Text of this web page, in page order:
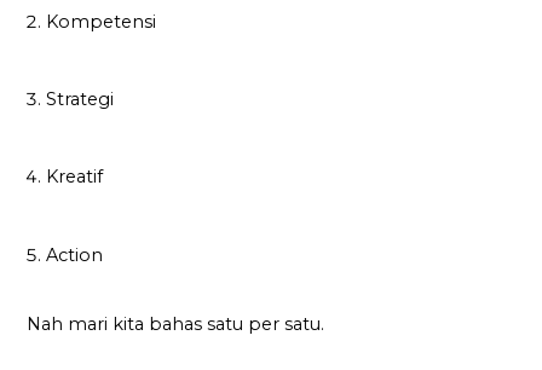
Kompetensi
Strategi
Kreatif
Action
Nah mari kita bahas satu per satu.